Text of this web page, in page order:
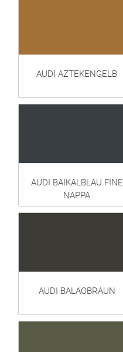
AUDI AZTEKENGELB
AUDI BAIKALBLAU FINE
NAPPA
AUDI BALAOBRAUN